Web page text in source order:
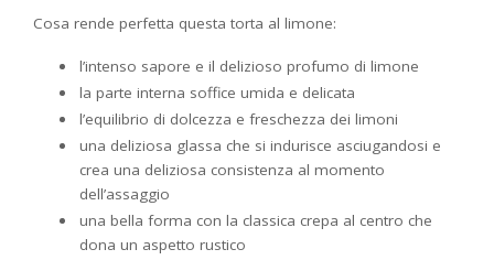
Cosa rende perfetta questa torta al limone:
l’intenso sapore e il delizioso profumo di limone
la parte interna soffice umida e delicata
l’equilibrio di dolcezza e freschezza dei limoni
una deliziosa glassa che si indurisce asciugandosi e
crea una deliziosa consistenza al momento
dell’assaggio
una bella forma con la classica crepa al centro che
dona un aspetto rustico